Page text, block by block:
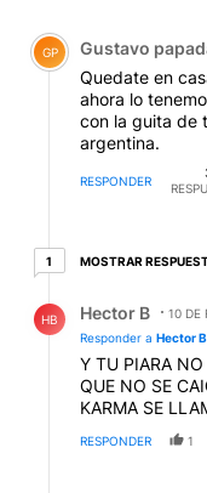
Comentario de
GP Gustavo
Quedate en
ahora lo
con la guita de
argentina.
RESPONDER
11 respuesta más
MOSTRAR
HB Hector B
10 DE
Responder a Hector B
Y TU PIARA NO
QUE NO SE
KARMA SE
RESPONDER 1